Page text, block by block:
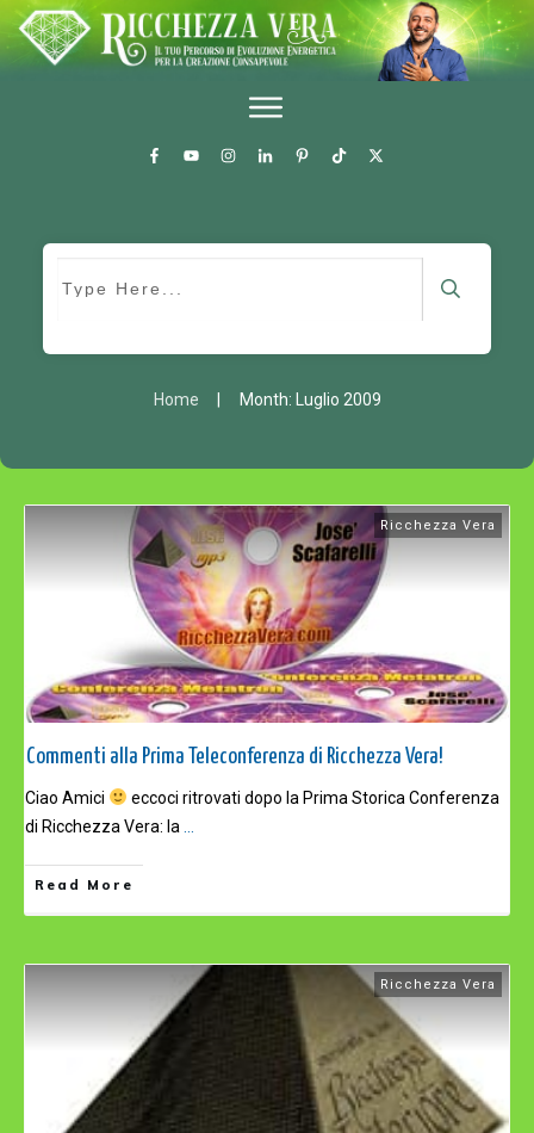
Home Month: Luglio 2009
Ricchezza Vera
Commenti alla Prima Teleconferenza di Ricchezza Vera!
Ciao Amici
eccoci ritrovati dopo la Prima Storica Conferenza
di Ricchezza Vera: la
Read More
Ricchezza Vera